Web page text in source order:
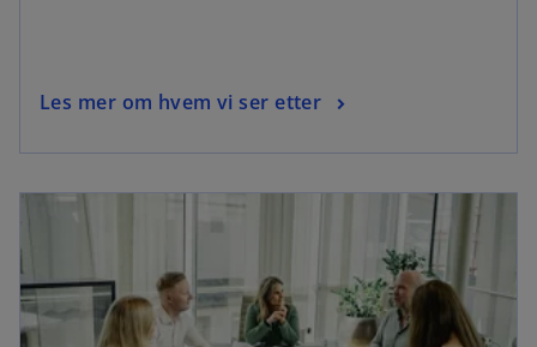
Les mer om hvem vi ser etter